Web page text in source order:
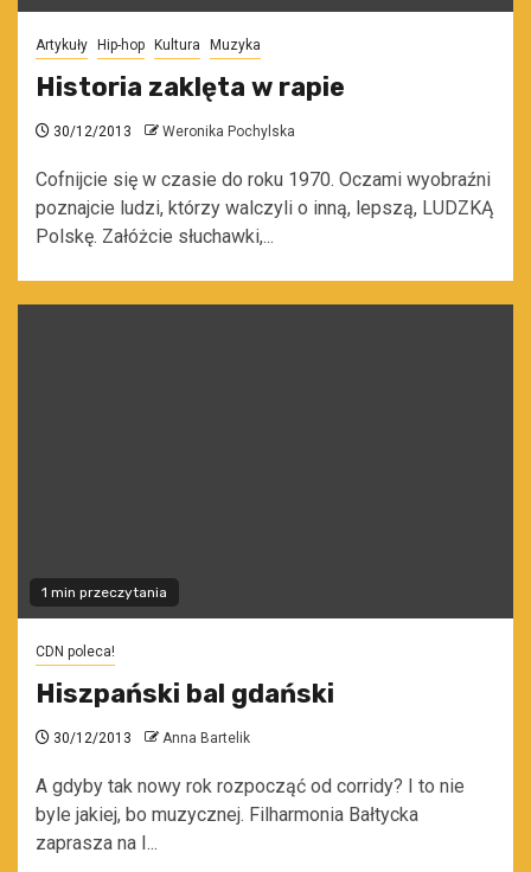
Artykuły Hip-hop Kultura Muzyka
Historia zaklęta w rapie
30/12/2013 Weronika Pochylska
Cofnijcie się w czasie do roku 1970. Oczami wyobraźni
poznajcie ludzi, którzy walczyli o inną, lepszą, LUDZKĄ
Polskę. Załóżcie słuchawki,...
1 min przeczytania
CDN poleca!
Hiszpański bal gdański
30/12/2013 Anna Bartelik
A gdyby tak nowy rok rozpocząć od corridy? I to nie
byle jakiej, bo muzycznej. Filharmonia Bałtycka
zaprasza na I...